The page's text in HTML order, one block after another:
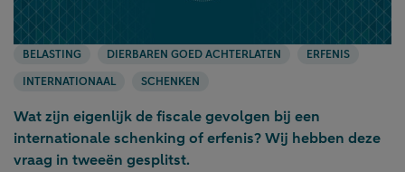
BELASTING DIERBAREN GOED ACHTERLATEN
ERFENIS
INTERNATIONAAL
SCHENKEN
Wat zijn eigenlijk de fiscale gevolgen bij een
internationale schenking of erfenis? Wij hebben deze
vraag in tweeën gesplitst.